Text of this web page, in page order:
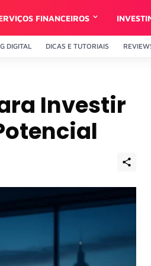
FINANCEIROS
DIGITAL DICAS E TUTORIAIS
Investir